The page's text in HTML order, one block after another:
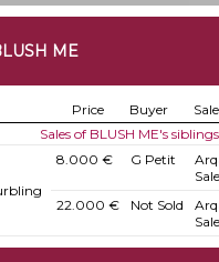
ME
Price Buyer Sale
Sales of BLUSH ME's siblings
8.000 € G Petit
22.000 € Not Sold